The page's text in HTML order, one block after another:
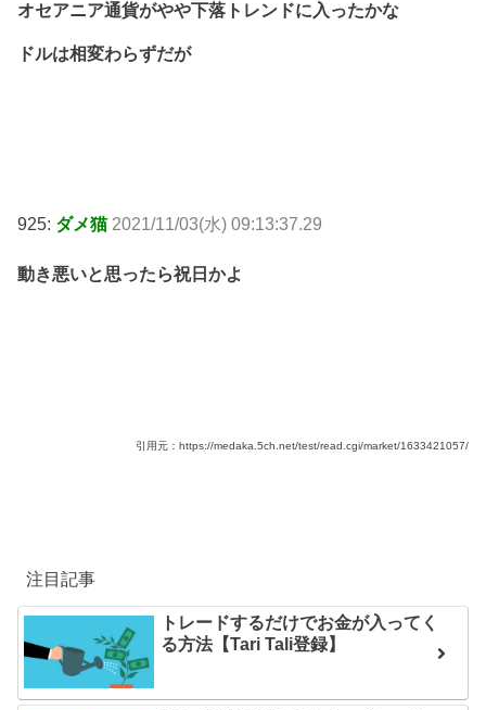
オセアニア通貨がやや下落トレンドに入ったかな
ドルは相変わらずだが
925: ダメ猫 2021/11/03(水) 09:13:37.29
動き悪いと思ったら祝日かよ
引用元：https://medaka.5ch.net/test/read.cgi/market/1633421057/
注目記事
トレードするだけでお金が入ってく
る方法【Tari Tali登録】